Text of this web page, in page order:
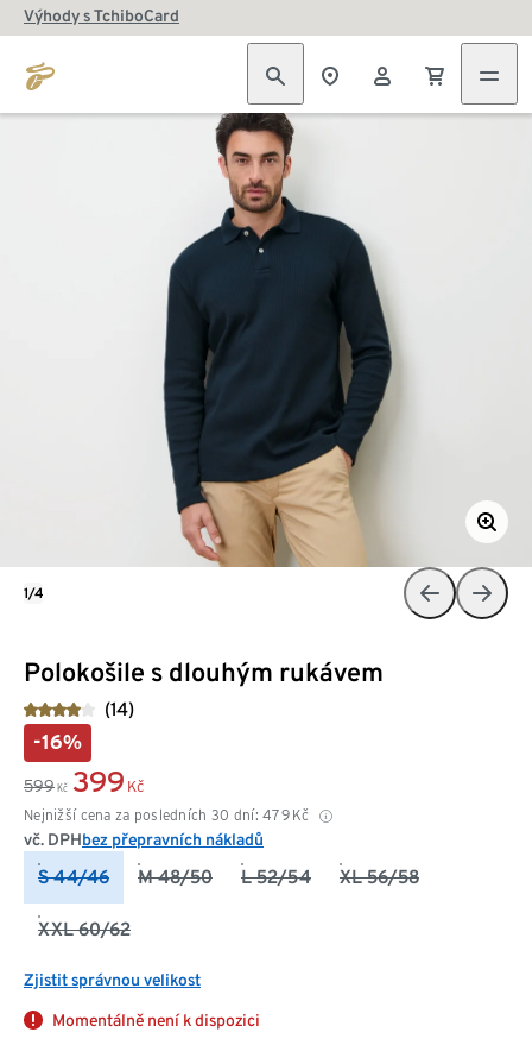
Výhody s TchiboCard
Polokošile s dlouhým rukávem
(14)
-16%
599 Kč 399 Kč
Nejnižší cena za posledních 30 dní: 479 Kč
vč. DPHbez přepravních nákladů
S 44/46 M 48/50 L 52/54 XL 56/58
XXL 60/62
Zjistit správnou velikost
Momentálně není k dispozici
1/4